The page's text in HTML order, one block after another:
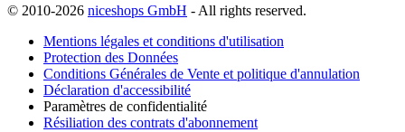
© 2010-2026 niceshops GmbH - All rights reserved.
Mentions légales et conditions d'utilisation
Protection des Données
Conditions Générales de Vente et politique d'annulation
Déclaration d'accessibilité
Paramètres de confidentialité
Résiliation des contrats d'abonnement